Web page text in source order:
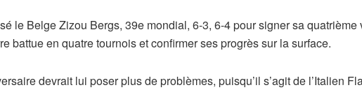
le Belge Zizou Bergs, 39e mondial, 6-3, 6-4 pour signer sa quatrième
battue en quatre tournois et confirmer ses progrès sur la surface.
devrait lui poser plus de problèmes, puisqu’il s’agit de l’Italien